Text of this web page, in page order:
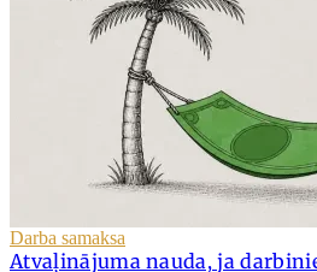
Darba samaksa
Atvaļinājuma nauda, ja